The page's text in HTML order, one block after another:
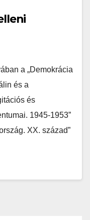
a „Demokrácia
és a
és
1945-1953”
XX. század”